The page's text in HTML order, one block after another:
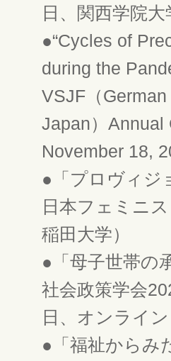
日、関西学院大
●“Cycles of
during the
VSJF（
Japan）Annual
November 18,
●「プロヴィジ
日本フェミニ
稲田大学）
●「母子世帯の
社会政策学会
日、オンライ
●「福祉からみ